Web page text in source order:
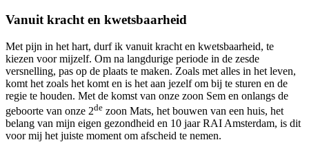
Vanuit kracht en kwetsbaarheid
Met pijn in het hart, durf ik vanuit kracht en kwetsbaarheid, te
kiezen voor mijzelf. Om na langdurige periode in de zesde
versnelling, pas op de plaats te maken. Zoals met alles in het leven,
komt het zoals het komt en is het aan jezelf om bij te sturen en de
regie te houden. Met de komst van onze zoon Sem en onlangs de
geboorte van onze 2de zoon Mats, het bouwen van een huis, het
belang van mijn eigen gezondheid en 10 jaar RAI Amsterdam, is dit
voor mij het juiste moment om afscheid te nemen.